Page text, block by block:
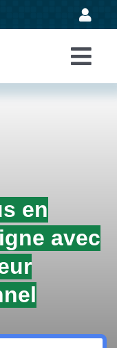
en
avec